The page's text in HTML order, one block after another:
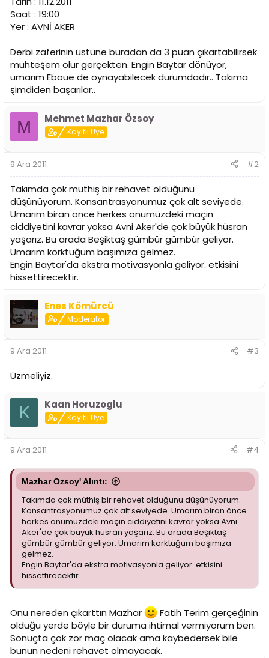
n
Saat : 19:00
Yer : AVNİ AKER
Derbi zaferinin üstüne buradan da 3 puan çıkartabilirsek
muhteşem olur gerçekten. Engin Baytar dönüyor,
umarım Eboue de oynayabilecek durumdadır.. Takıma
şimdiden başarılar..
M Mehmet Mazhar Özsoy
Kayıtlı Üye
9 Ara 2011 #2
Takımda çok müthiş bir rehavet olduğunu
düşünüyorum. Konsantrasyonumuz çok alt seviyede.
Umarım biran önce herkes önümüzdeki maçın
ciddiyetini kavrar yoksa Avni Aker'de çok büyük hüsran
yaşarız. Bu arada Beşiktaş gümbür gümbür geliyor.
Umarım korktuğum başımıza gelmez.
Engin Baytar'da ekstra motivasyonla geliyor. etkisini
hissettirecektir.
Enes Kömürcü
Moderator
9 Ara 2011 #3
Üzmeliyiz.
K Kaan Horuzoglu
Kayıtlı Üye
9 Ara 2011 #4
Mazhar Ozsoy' Alıntı:
Takımda çok müthiş bir rehavet olduğunu düşünüyorum.
Konsantrasyonumuz çok alt seviyede. Umarım biran önce
herkes önümüzdeki maçın ciddiyetini kavrar yoksa Avni
Aker'de çok büyük hüsran yaşarız. Bu arada Beşiktaş
gümbür gümbür geliyor. Umarım korktuğum başımıza
gelmez.
Engin Baytar'da ekstra motivasyonla geliyor. etkisini
hissettirecektir.
Onu nereden çıkarttın Mazhar
Fatih Terim gerçeğinin
olduğu yerde böyle bir duruma ihtimal vermiyorum ben.
Sonuçta çok zor maç olacak ama kaybedersek bile
bunun nedeni rehavet olmayacak.